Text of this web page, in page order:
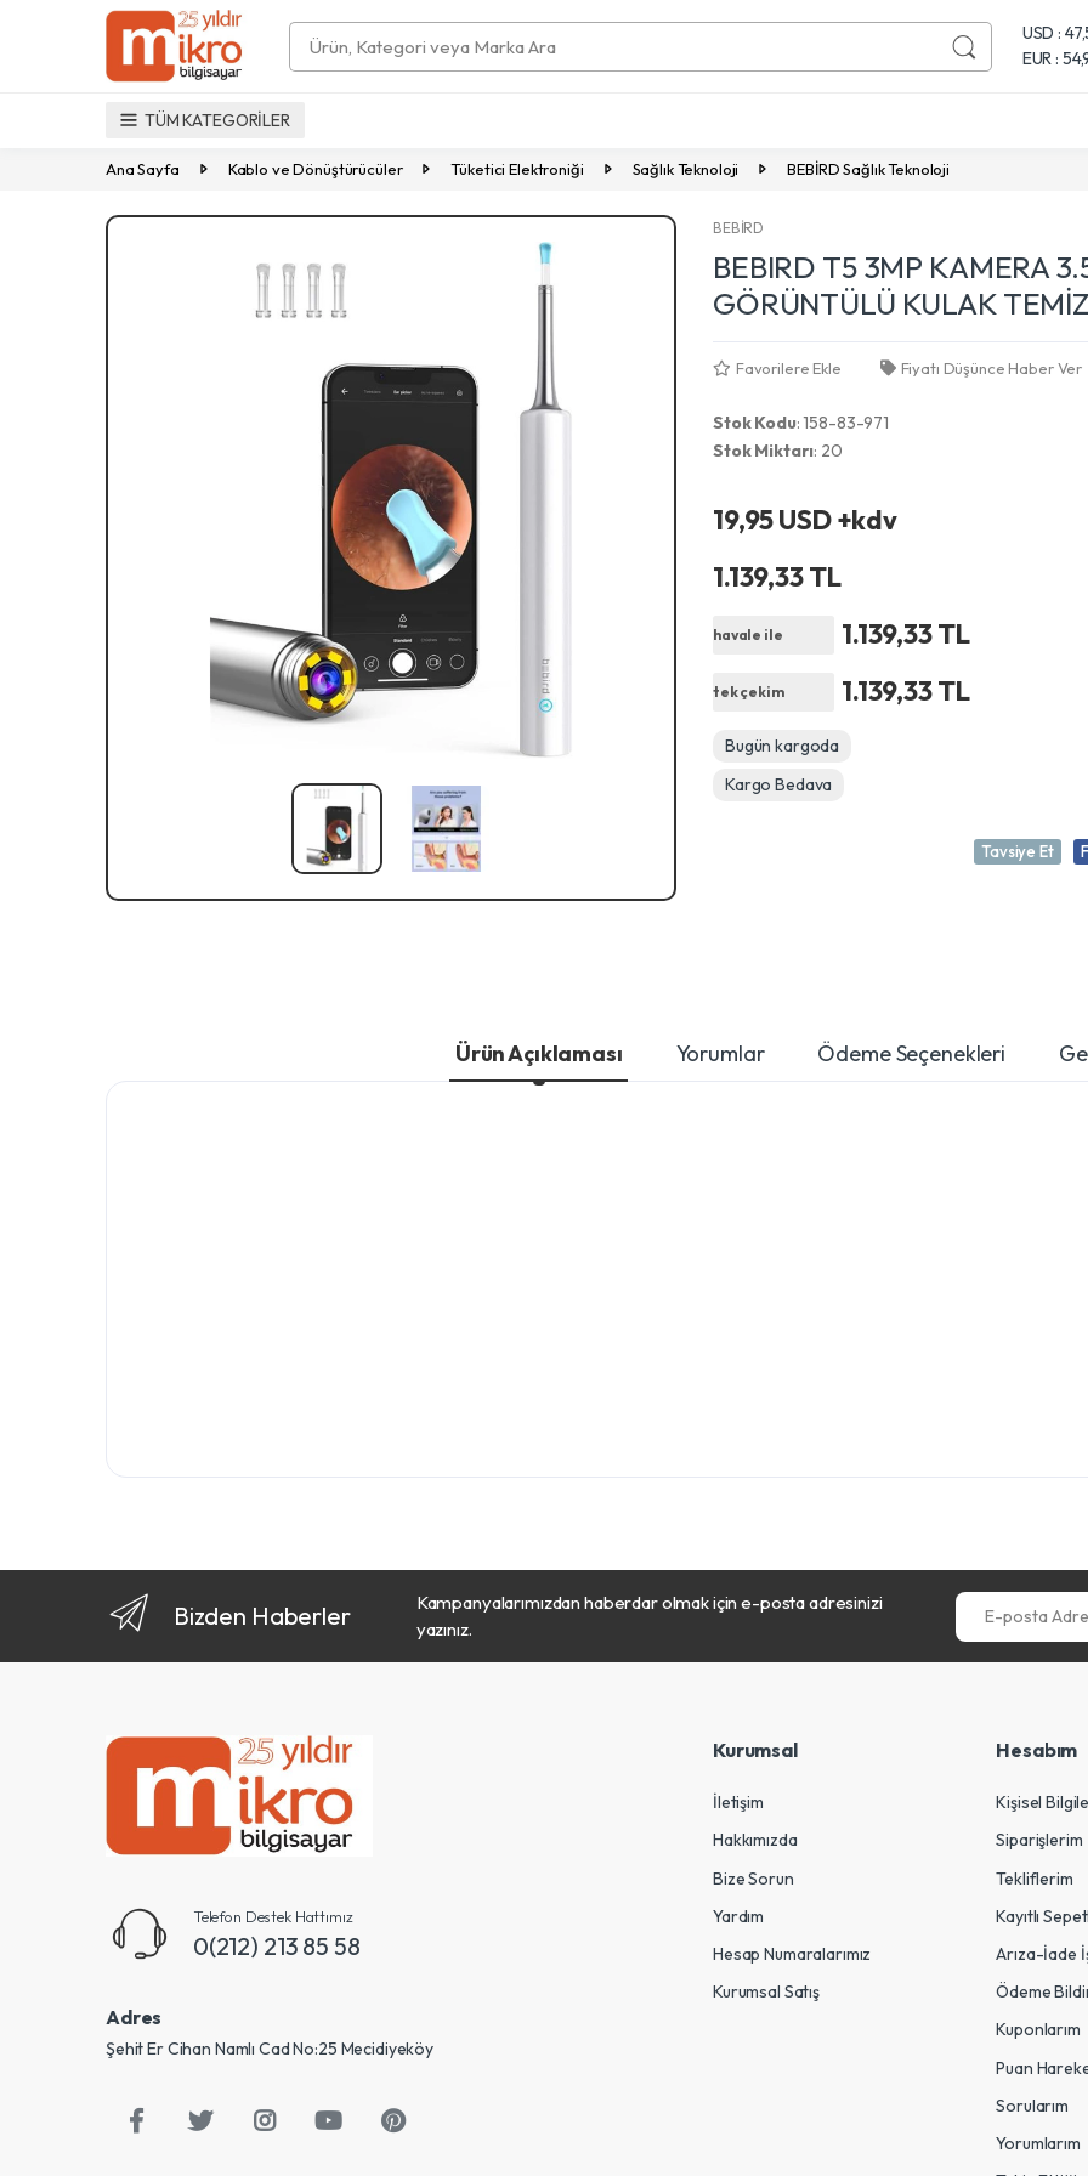
Search
USD :
EUR :
TÜM KATEGORİLER
Ana Sayfa Kablo ve Dönüştürücüler Tüketici Elektroniği Sağlık Teknoloji BEBİRD Sağlık Teknoloji
BEBİRD
BEBIRD T5 3MP KAMERA
GÖRÜNTÜLÜ KULAK
Favorilere Ekle Fiyatı Düşünce Haber Ver
Stok Kodu: 158-83-971
Stok Miktarı: 20
19,95 USD +kdv
1.139,33 TL
havale ile 1.139,33 TL
tek çekim 1.139,33 TL
Bugün kargoda
Kargo Bedava
Tavsiye Et
Ürün Açıklaması Yorumlar Ödeme Seçenekleri
Bizden Haberler
Kampanyalarımızdan haberdar olmak için e-posta adresinizi
yazınız.
E-posta Adresiniz
Telefon Destek Hattımız
0(212) 213 85 58
Adres
Şehit Er Cihan Namlı Cad No:25 Mecidiyeköy
Kurumsal
İletişim
Hakkımızda
Bize Sorun
Yardım
Hesap Numaralarımız
Kurumsal Satış
Hesabım
Kişisel
Siparişlerim
Tekliflerim
Kayıtlı
Arıza-İade
Ödeme
Kuponlarım
Puan
Sorularım
Yorumlarım